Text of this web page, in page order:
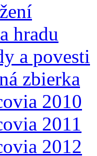
hradu
a povesti
zbierka
2010
2011
2012